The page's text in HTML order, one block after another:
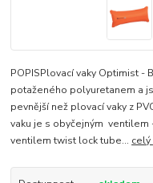
POPISPlovací vaky Optimist -
potaženého polyuretanem a
pevnější než plovací vaky z
vaku je s obyčejným ventilem
ventilem twist lock tube...